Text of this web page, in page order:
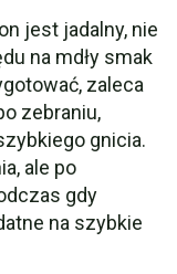
jest jadalny, nie
na mdły smak
zaleca
zebraniu,
gnicia.
ale po
gdy
na szybkie